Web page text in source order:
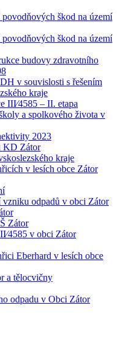
škod na území
škod na území
budovy zdravotního
v souvislosti s řešením
kraje
III⁄4585 – II. etapa
a spolkového života v
2023
KD Zátor
kraje
v lesích obce Zátor
vzniku odpadů v obci Zátor
Zátor
v obci Zátor
Eberhard v lesích obce
a tělocvičny
odpadu v Obci Zátor